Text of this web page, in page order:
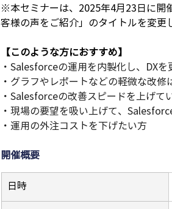
※本セミナーは、2025年4月23日に開
客様の声をご紹介」のタイトルを変更
【このような方におすすめ】
・Salesforceの運用を内製化し、DX
・グラフやレポートなどの軽微な改修
・Salesforceの改善スピードを上げて
・現場の要望を吸い上げて、
・運用の外注コストを下げたい方
開催概要
日時